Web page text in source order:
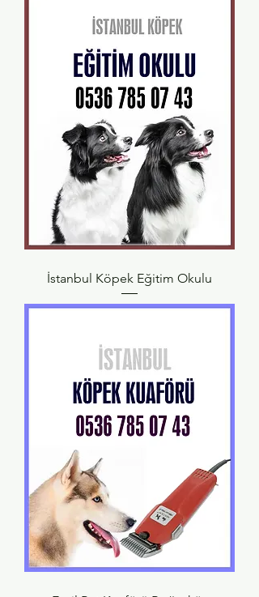
İstanbul Köpek Eğitim Okulu